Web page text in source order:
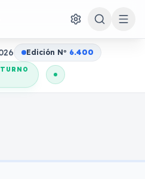
Edición No 6.400